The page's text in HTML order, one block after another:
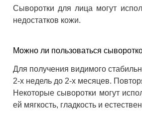
Сыворотки для лица могут
недостатков кожи.
Можно ли пользоваться
Для получения видимого
2-х недель до 2-х месяцев.
Некоторые сыворотки могут
ей мягкость, гладкость и